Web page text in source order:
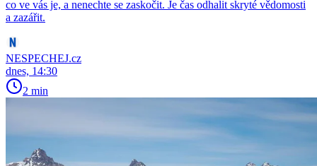
co ve vás je, a nenechte se zaskočit. Je čas odhalit skryté vědomosti
a zazářit.
NESPECHEJ.cz
dnes, 14:30
2 min